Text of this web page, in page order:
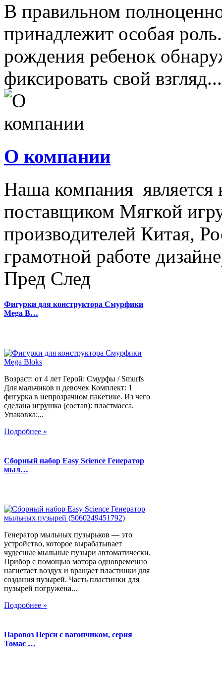
В правильном
принадлежит особая
рождения ребенок
фиксировать свой взгляд...
О компании
Наша компания
поставщиком Мягкой
производителей Китая,
грамотной работе
Пред След
Фигурки для конструктора Смурфики
Mega B…
Возраст: от 4 лет Герой: Смурфы / Smurfs
Для мальчиков и девочек Комплект: 1
фигурка в непрозрачном пакетике. Из чего
сделана игрушка (состав): пластмасса.
Упаковка:...
Подробнее »
Сборный набор Easy Science Генератор
мыл…
Генератор мыльных пузырьков — это
устройство, которое вырабатывает
чудесные мыльные пузыри автоматически.
Прибор с помощью мотора одновременно
нагнетает воздух и вращает пластинки для
создания пузырей. Часть пластинки для
пузырей погружена...
Подробнее »
Паровоз Перси с вагончиком, серия
Томас …